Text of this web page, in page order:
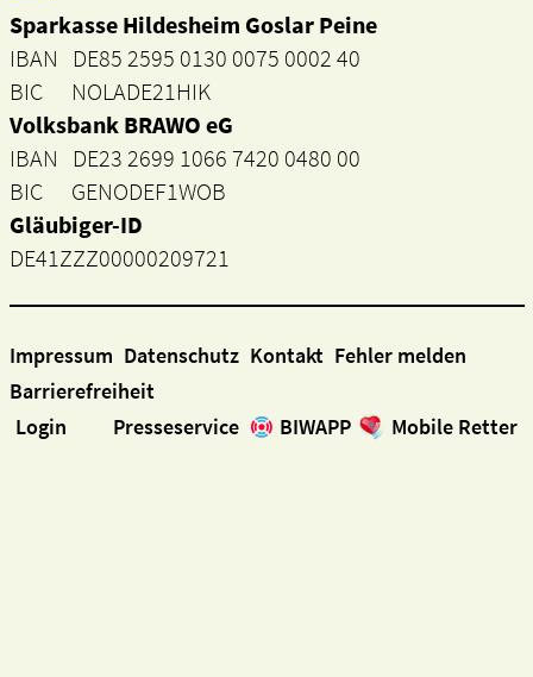
Sparkasse Hildesheim Goslar Peine
IBAN DE85 2595 0130 0075 0002 40
BIC NOLADE21HIK
Volksbank BRAWO eG
IBAN DE23 2699 1066 7420 0480 00
BIC GENODEF1WOB
Gläubiger-ID
DE41ZZZ00000209721
Impressum Datenschutz Kontakt Fehler melden
Barrierefreiheit
Login
Presseservice BIWAPP Mobile Retter